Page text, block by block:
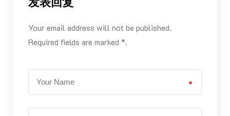
Your email address will not be published.
Required fields are marked *.
*